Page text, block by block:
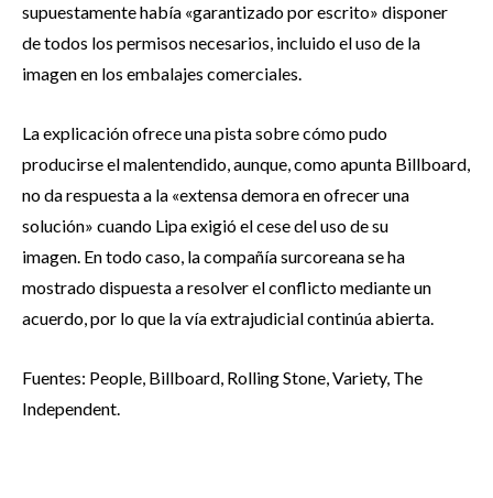
supuestamente había «garantizado por escrito» disponer
de todos los permisos necesarios, incluido el uso de la
imagen en los embalajes comerciales.
La explicación ofrece una pista sobre cómo pudo
producirse el malentendido, aunque, como apunta Billboard,
no da respuesta a la «extensa demora en ofrecer una
solución» cuando Lipa exigió el cese del uso de su
imagen. En todo caso, la compañía surcoreana se ha
mostrado dispuesta a resolver el conflicto mediante un
acuerdo, por lo que la vía extrajudicial continúa abierta.
Fuentes: People, Billboard, Rolling Stone, Variety, The
Independent.